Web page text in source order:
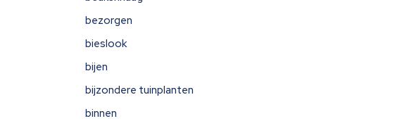
bezorgen
bieslook
bijen
bijzondere tuinplanten
binnen